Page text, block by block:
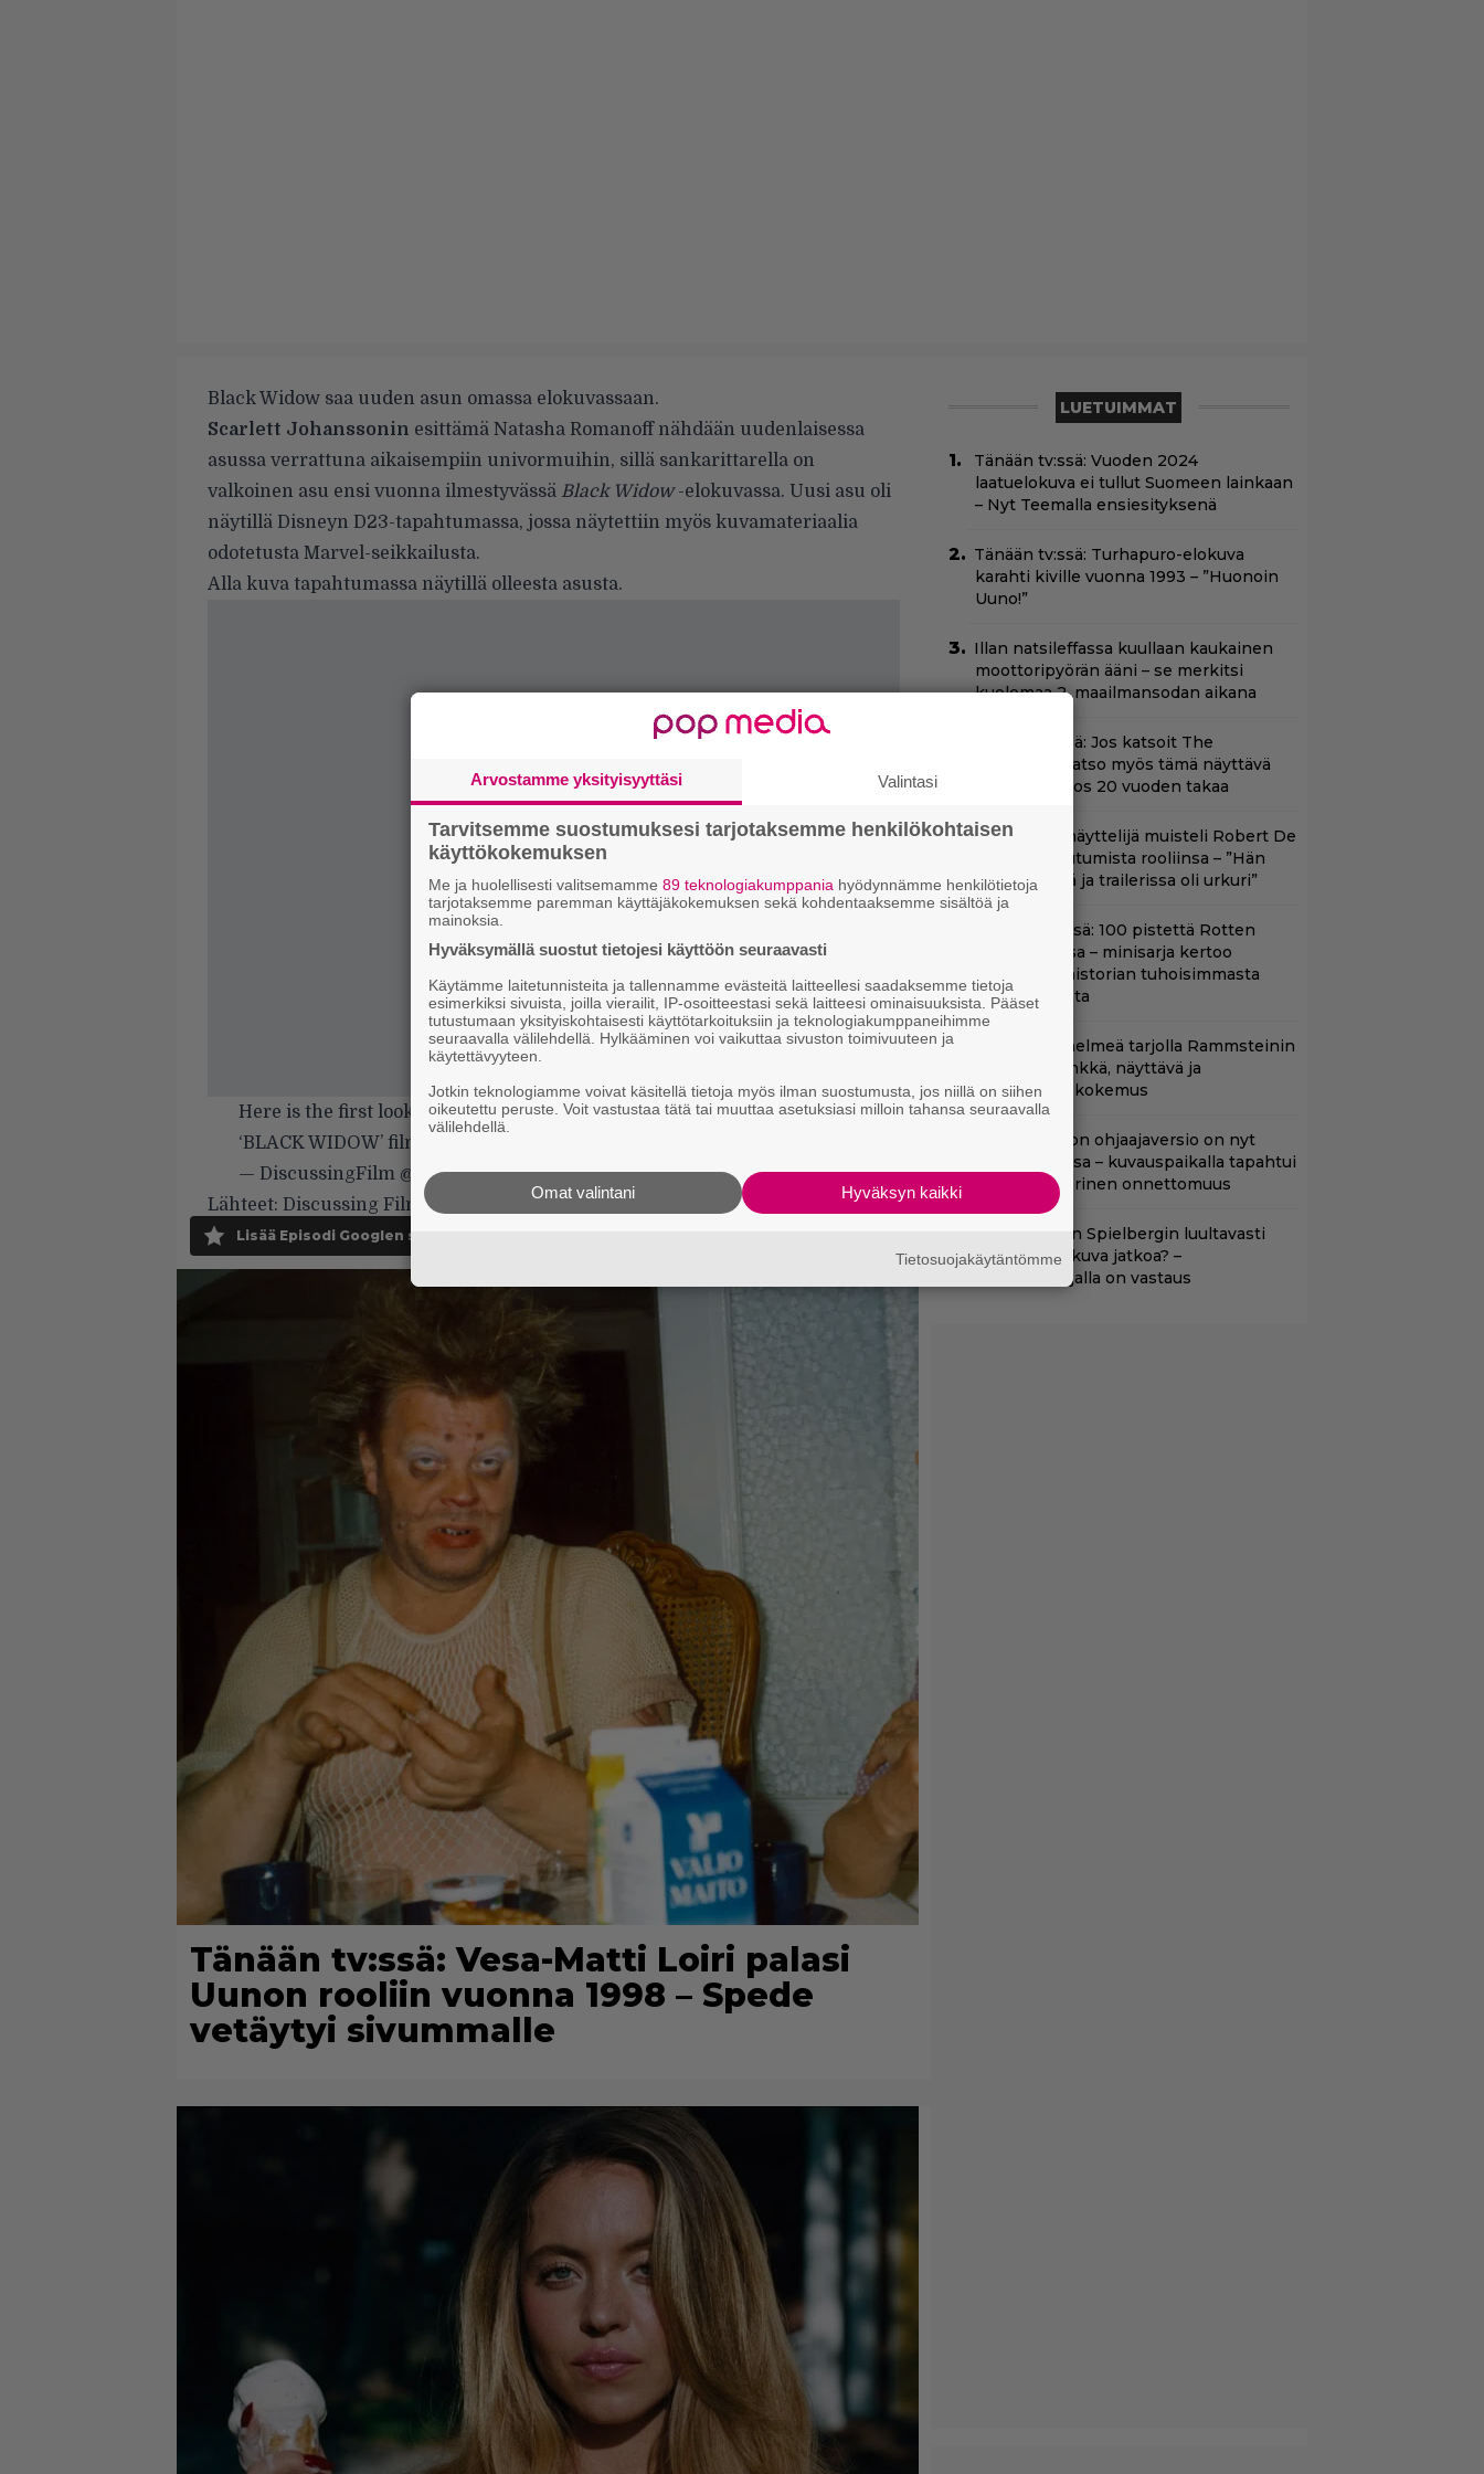
Black Widow saa uuden asun omassa elokuvassaan.
Scarlett Johanssonin esittämä Natasha Romanoff nähdään uudenlaisessa
asussa verrattuna aikaisempiin univormuihin, sillä sankarittarella on
valkoinen asu ensi vuonna ilmestyvässä Black Widow-elokuvassa. Uusi asu oli
näytillä Disneyn D23-tapahtumassa, jossa näytettiin myös kuvamateriaalia
odotetusta Marvel-seikkailusta.
Alla kuva tapahtumassa näytillä olleesta asusta.
Here is the first look at one of Black Widow’s new costumes in the
‘BLACK WIDOW’ film.
— DiscussingFilm @ D23 (@DiscussingFilm)24. elokuuta 2019
Lähteet: Discussing Film ,Heroic Hollywood
Lisää Episodi Googlen suosituksi lähteeksi
Tänään tv:ssä: Vesa-Matti Loiri palasi
Uunon rooliin vuonna 1998 – Spede
vetäytyi sivummalle
LUETUIMMAT
Tänään tv:ssä: Vuoden 2024
laatuelokuva ei tullut Suomeen lainkaan
– Nyt Teemalla ensiesityksenä
Tänään tv:ssä: Turhapuro-elokuva
karahti kiville vuonna 1993 – ”Huonoin
Uuno!”
Illan natsileffassa kuullaan kaukainen
moottoripyörän ääni – se merkitsi
kuolemaa 2. maailmansodan aikana
Tänään tv:ssä: Jos katsoit The
Odysseyn, katso myös tämä näyttävä
toimintaeepos 20 vuoden takaa
Cape Fear -näyttelijä muisteli Robert De
Niron paneutumista rooliinsa – ”Hän
puhui kielillä ja trailerissa oli urkuri”
Nyt Netflixissä: 100 pistettä Rotten
Tomatoesissa – minisarja kertoo
Britannian historian tuhoisimmasta
terrori-iskusta
Suoratoistohelmeä tarjolla Rammsteinin
faneille – synkkä, näyttävä ja
satumainen kokemus
Scifi-klassikon ohjaajaversio on nyt
suoratoistossa – kuvauspaikalla tapahtui
kauhea ja verinen onnettomuus
Saako Steven Spielbergin luultavasti
huonoin elokuva jatkoa? –
Käsikirjoittajalla on vastaus
Arvostamme yksityisyyttäsi Valintasi
Tarvitsemme suostumuksesi tarjotaksemme henkilökohtaisen
käyttökokemuksen
Me ja huolellisesti valitsemamme 89 teknologiakumppania hyödynnämme henkilötietoja
tarjotaksemme paremman käyttäjäkokemuksen sekä kohdentaaksemme sisältöä ja
mainoksia.
Hyväksymällä suostut tietojesi käyttöön seuraavasti
Käytämme laitetunnisteita ja tallennamme evästeitä laitteellesi saadaksemme tietoja
esimerkiksi sivuista, joilla vierailit, IP-osoitteestasi sekä laitteesi ominaisuuksista. Pääset
tutustumaan yksityiskohtaisesti käyttötarkoituksiin ja teknologiakumppaneihimme
seuraavalla välilehdellä. Hylkääminen voi vaikuttaa sivuston toimivuuteen ja
käytettävyyteen.
Jotkin teknologiamme voivat käsitellä tietoja myös ilman suostumusta, jos niillä on siihen
oikeutettu peruste. Voit vastustaa tätä tai muuttaa asetuksiasi milloin tahansa seuraavalla
välilehdellä.
Hyväksyn kaikki
Omat valintani
Tietosuojakäytäntömme